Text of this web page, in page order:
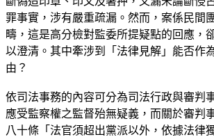
罪事實，涉有嚴重疏漏。然而，案係民間
疇，這是高分檢對監委所提疑點的回應，
以澄清。其中牽涉到「法律見解」能否作
由？
依司法事務的內容可分為司法行政與審判
應受監察權之監督殆無疑義，而關於審判
八十條「法官須超出黨派以外，依據法律